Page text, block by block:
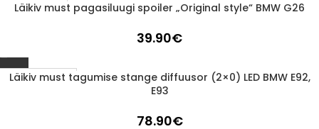
1-3 D.D.
Läikiv must pagasiluugi spoiler „Original style“ BMW G26
39.90€
LÄBIMÜÜDUD
Läikiv must tagumise stange diffuusor (2×0) LED BMW E92,
E93
78.90€